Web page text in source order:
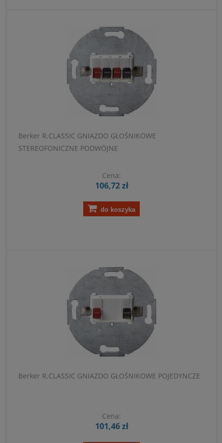
Berker R.CLASSIC GNIAZDO GŁOŚNIKOWE
STEREOFONICZNE PODWÓJNE
Cena:
106,72 zł
do koszyka
Berker R.CLASSIC GNIAZDO GŁOŚNIKOWE POJEDYNCZE
Cena:
101,46 zł